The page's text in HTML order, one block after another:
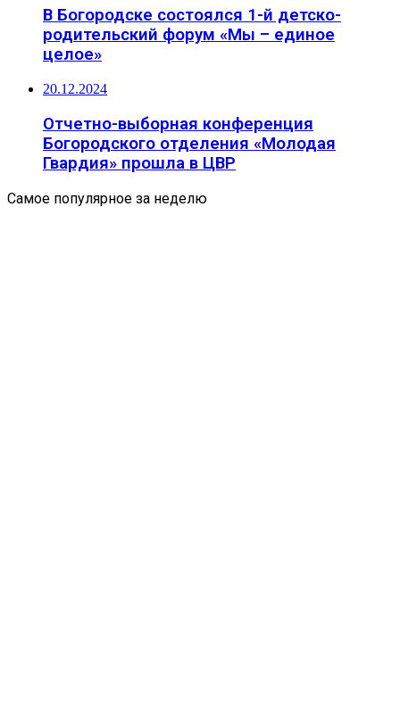
В Богородске состоялся 1-й детско-
родительский форум «Мы – единое
целое»
20.12.2024
Отчетно-выборная конференция
Богородского отделения «Молодая
Гвардия» прошла в ЦВР
Самое популярное за неделю